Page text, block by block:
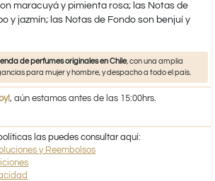
maracuyá y pimienta rosa; las Notas de
y jazmín; las Notas de Fondo son benjuí y
de perfumes originales en Chile, con una amplia
para mujer y hombre, y despacho a todo el país.
, aún estamos antes de las 15:00hrs.
las puedes consultar aquí:
y Reembolsos